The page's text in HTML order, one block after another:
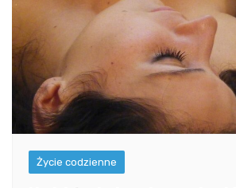
Życie codzienne